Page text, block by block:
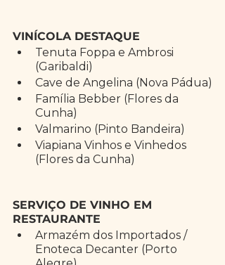
VINÍCOLA DESTAQUE
Tenuta Foppa e Ambrosi
(Garibaldi)
Cave de Angelina (Nova Pádua)
Família Bebber (Flores da
Cunha)
Valmarino (Pinto Bandeira)
Viapiana Vinhos e Vinhedos
(Flores da Cunha)
SERVIÇO DE VINHO EM
RESTAURANTE
Armazém dos Importados /
Enoteca Decanter (Porto